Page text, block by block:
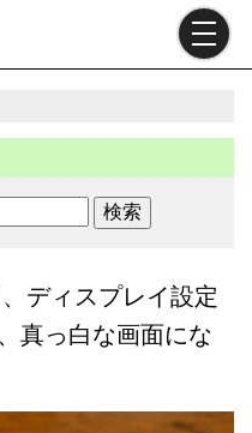
ディスプレイ設定
真っ白な画面にな